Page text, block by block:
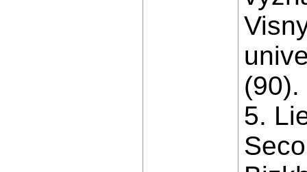
(90).
5.